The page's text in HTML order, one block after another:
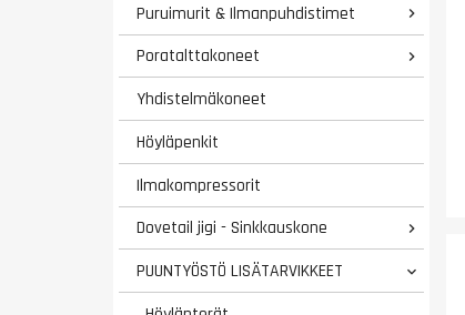
Puruimurit & Ilmanpuhdistimet 
Poratalttakoneet 
Yhdistelmäkoneet
Höyläpenkit
Ilmakompressorit
Dovetail jigi - Sinkkauskone

PUUNTYÖSTÖ LISÄTARVIKKEET 